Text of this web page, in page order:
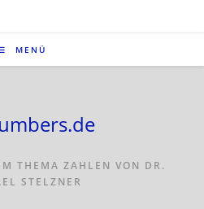
MENÜ
THEMA ZAHLEN VON DR.
STELZNER